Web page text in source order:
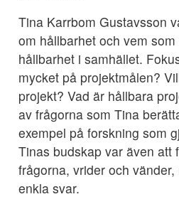
Tina Karrbom Gustavsson
om hållbarhet och vem
hållbarhet i samhället.
mycket på projektmålen?
projekt? Vad är hållbara
av frågorna som Tina
exempel på forskning som
Tinas budskap var även att
frågorna, vrider och
enkla svar.